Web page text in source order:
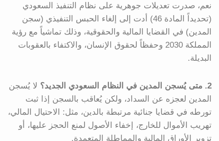
نعم، صدرت تعديلات جوهرية على نظام التنفيذ السعودي
(تحديداً المادة 46) أدت إلى إلغاء الحبس التنفيذي (سجن
المدين) في القضايا المالية والحقوقية، وذلك تماشياً مع رؤية
المملكة 2030 وحفظاً لحقوق الإنسان، والاكتفاء بالعقوبات
البديلة.
2. متى يُسجن المدين في النظام السعودي الجديد؟
لا يُسجن
المدين لعجزه عن السداد، ولكن يُعاقب بالسجن إذا ثبت
تورطه في قضايا جنائية مرتبطة بالدين، مثل: الاحتيال المالي،
تهريب الأموال للخارج، إخفاء الأصول لمنع الحجز عليها، أو
تزوير الأوراق المالية والمماطلة المتعمدة.